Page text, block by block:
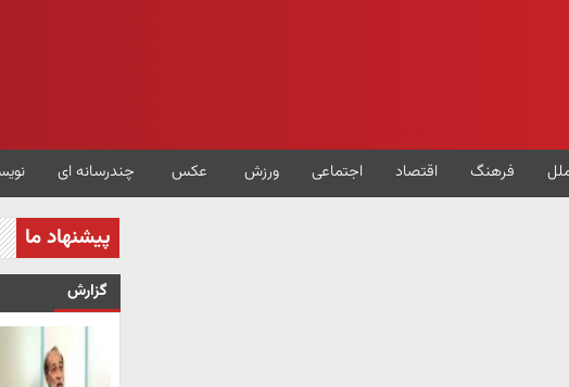
فرهنگ اقتصاد اجتماعی ورزش عکس چندرسانه ای
پیشنهاد ما
گزارش